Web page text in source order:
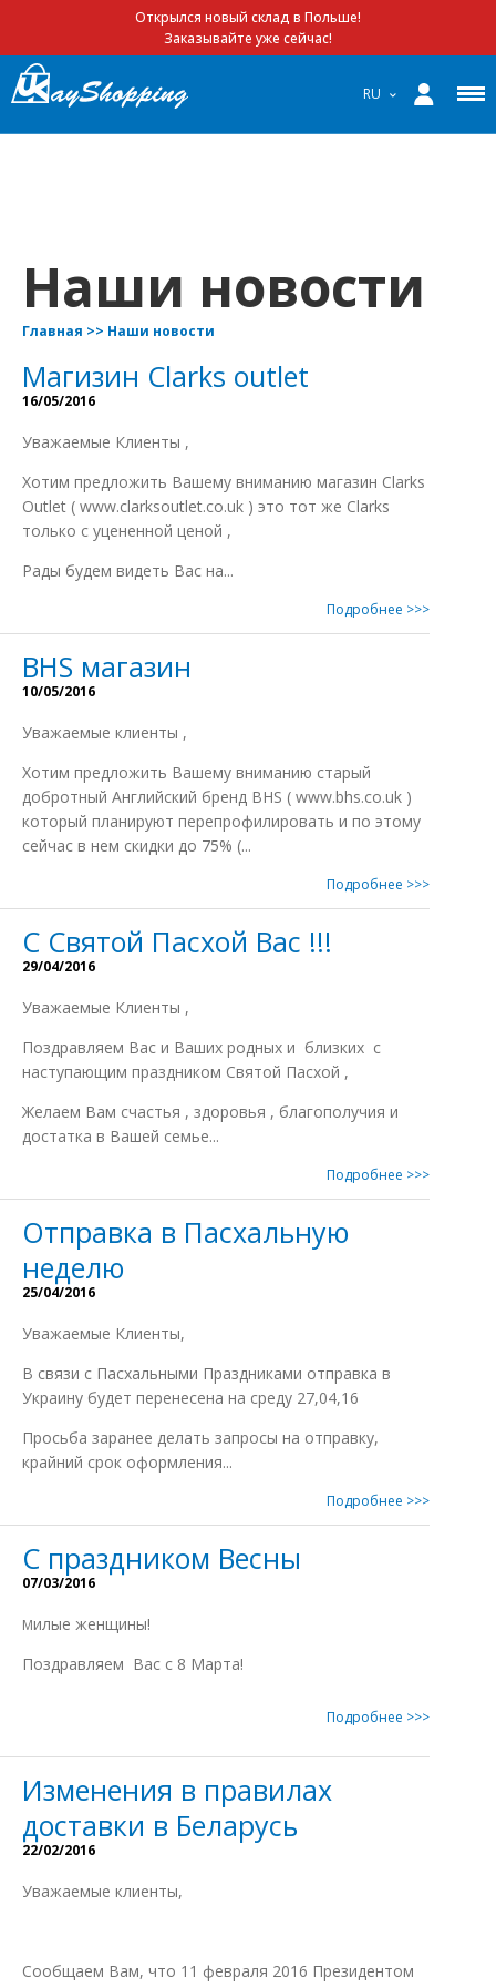
Открылся новый склад в Польше!
Заказывайте уже сейчас!
RU
Наши новости
Главная >> Наши новости
Магизин Clarks outlet
16/05/2016
Уважаемые Клиенты ,
Хотим предложить Вашему вниманию магазин Clarks
Outlet ( www.clarksoutlet.co.uk ) это тот же Clarks
только с уцененной ценой ,
Рады будем видеть Вас на...
Подробнее >>>
BHS магазин
10/05/2016
Уважаемые клиенты ,
Хотим предложить Вашему вниманию старый
добротный Английский бренд BHS ( www.bhs.co.uk )
который планируют перепрофилировать и по этому
сейчас в нем скидки до 75% (...
Подробнее >>>
С Святой Пасхой Вас !!!
29/04/2016
Уважаемые Клиенты ,
Поздравляем Вас и Ваших родных и близких с
наступающим праздником Святой Пасхой ,
Желаем Вам счастья , здоровья , благополучия и
достатка в Вашей семье...
Подробнее >>>
Отправка в Пасхальную
неделю
25/04/2016
Уважаемые Клиенты,
В связи с Пасхальными Праздниками отправка в
Украину будет перенесена на среду 27,04,16
Просьба заранее делать запросы на отправку,
крайний срок оформления...
Подробнее >>>
С праздником Весны
07/03/2016
Милые женщины!
Поздравляем Вас с 8 Марта!
Подробнее >>>
Изменения в правилаx
доставки в Беларусь
22/02/2016
Уважаемые клиенты,
Сообщаем Вам, что 11 февраля 2016 Президентом